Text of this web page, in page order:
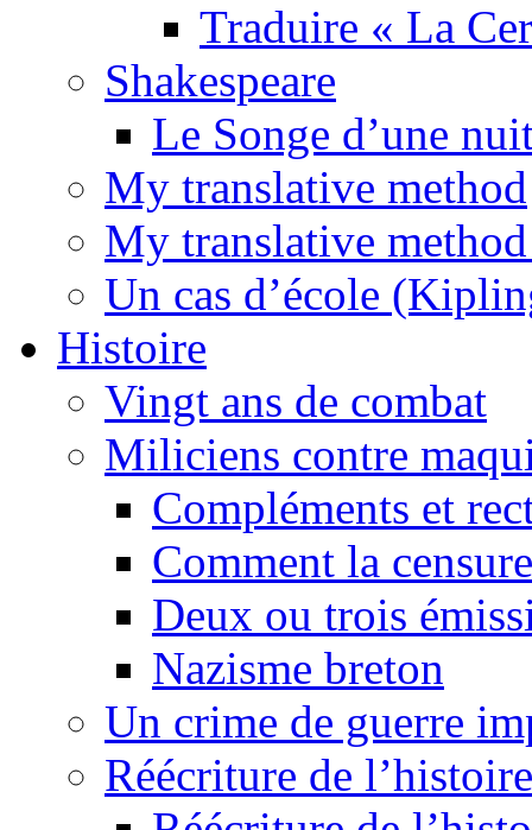
Traduire « La
Shakespeare
Le Songe d’une
My translative method
My translative
Un cas d’école
Histoire
Vingt ans de combat
Miliciens contre
Compléments et
Comment la
Deux ou trois
Nazisme breton
Un crime de guerre
Réécriture de